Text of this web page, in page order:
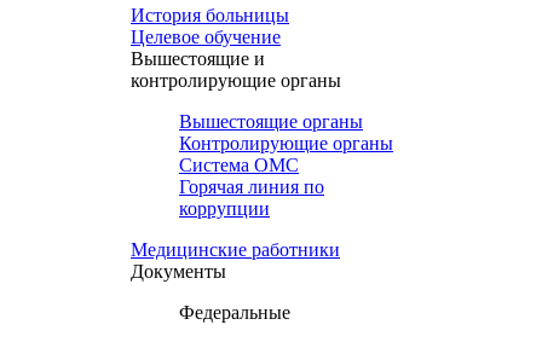
История больницы
Целевое обучение
Вышестоящие и
контролирующие органы
Вышестоящие органы
Контролирующие органы
Система ОМС
Горячая линия по
коррупции
Медицинские работники
Документы
Федеральные